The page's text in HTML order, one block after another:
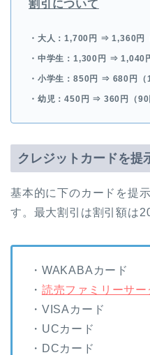
割引について
・大人：1,700円 ⇒1,360円
・中学生：1,300円 ⇒1,040
・小学生：850円 ⇒ 680円（
・幼児：450円 ⇒ 360円（90
クレジットカードを提
基本的に下のカードを提
す。最大割引は割引額は
・WAKABAカード
・ 読売ファミリーサー
・VISAカード
・UCカード
・DCカード